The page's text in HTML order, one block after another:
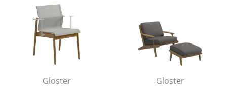
Stehleuchten & Leseleuchten
Bodenleuchten
Wandleuchten
Outdoor-Leuchten
Gloster Gloster